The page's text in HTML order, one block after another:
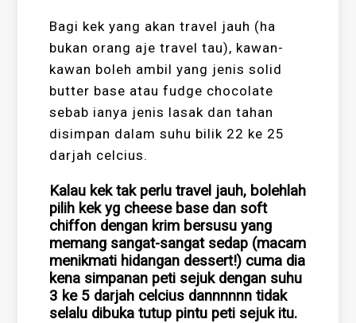
Bagi kek yang akan travel jauh (ha
bukan orang aje travel tau), kawan-
kawan boleh ambil yang jenis solid
butter base atau fudge chocolate
sebab ianya jenis lasak dan tahan
disimpan dalam suhu bilik 22 ke 25
darjah celcius.
Kalau kek tak perlu travel jauh, bolehlah
pilih kek yg cheese base dan soft
chiffon dengan krim bersusu yang
memang sangat-sangat sedap (macam
menikmati hidangan dessert!) cuma dia
kena simpanan peti sejuk dengan suhu
3 ke 5 darjah celcius dannnnnn tidak
selalu dibuka tutup pintu peti sejuk itu.